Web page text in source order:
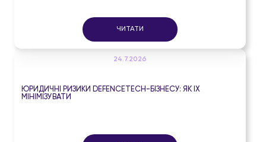
ЧИТАТИ
24.7.2026
ЮРИДИЧНІ РИЗИКИ DEFENCETECH-БІЗНЕСУ: ЯК ЇХ
МІНІМІЗУВАТИ